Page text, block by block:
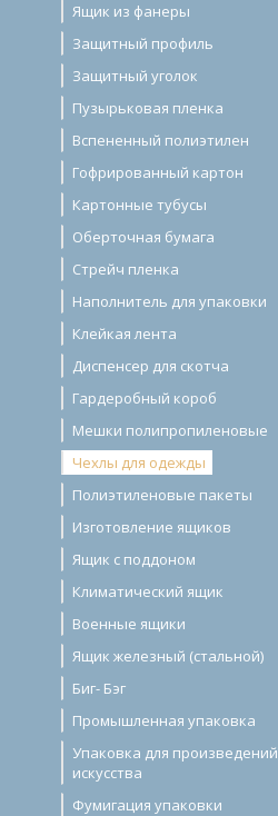
Ящик из фанеры
Защитный профиль
Защитный уголок
Пузырьковая пленка
Вспененный полиэтилен
Гофрированный картон
Картонные тубусы
Оберточная бумага
Стрейч пленка
Наполнитель для упаковки
Клейкая лента
Диспенсер для скотча
Гардеробный короб
Мешки полипропиленовые
Чехлы для одежды
Полиэтиленовые пакеты
Изготовление ящиков
Ящик с поддоном
Климатический ящик
Военные ящики
Ящик железный (стальной)
Биг- Бэг
Промышленная упаковка
Упаковка для произведений
искусства
Фумигация упаковки